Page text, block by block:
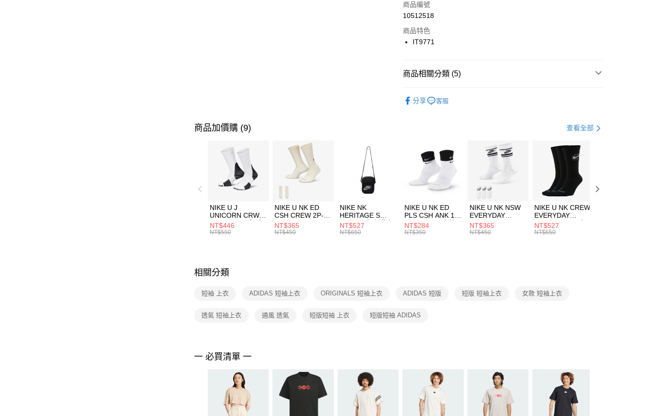
合作金庫商業銀行
華南商業銀行
上海商業儲蓄銀行
國泰世華商業銀行
聯邦商業銀行
台新國際商業銀行
LINE Pay
Apple Pay
【關於「AFTEE先享後付」】
３．安心：先確認商品／服務後，再付款。
【「AFTEE先享後付」結帳流程】
１．於結帳方式選擇「AFTEE先享後付」後，將跳轉至「AFTEE先享後
付」結帳頁面，進行簡訊認證並確認金額後，即可完成結帳。
２．訂單成立數日內，您將收到繳費通知簡訊。
３．收到繳費通知簡訊後14天內，點擊此簡訊中的連結，可透過四大超商
／ATM／網路銀行／等多元方式進行付款，方視為交易完成。
※ 請注意：結帳手續完成當下不需立刻繳費，但若您需要取消訂單，請聯
絡購買商品的店家。未經商家同意取消之訂單仍視為有效，需透過AFTEE
先享後付繳納相關費用。
交易，需依本服務之必要範圍內提供個人資料，並將交易相關給付款項請
２．關於個人資料處理事宜，請瀏覽以下網址：
結果請求用戶進行身份認證。
５．嚴禁一人註冊多個帳號或使用他人資訊註冊。若發現惡意使用之情
形，恩沛科技股份有限公司將有權停止該用戶之使用額度並採取法律行
每筆NT$100，滿NT$1,500(含以上)免運費
每筆NT$100，滿NT$1,500(含以上)免運費
付款後門市自取
每筆NT$100，滿NT$1,500(含以上)免運費
商品編號
10512518
商品特色
IT9771
商品相關分類 (5)
促銷活動 清爽穿搭｜短袖上衣4折起
分享 客服
商品加價購 (9) 查看全部
NIKE U J
UNICORN CRW
1PR -160 男女 中
統襪 FZ3393100
NT$446
NT$550
NIKE U NK ED
CSH CREW 2P-
144 EMBRDY 男
女 短統襪
NT$365
NT$450
NIKE NK
HERITAGE S
SMIT 男女 側背包
BA5871010
NT$527
NT$650
NIKE U NK ED
PLS CSH ANK 1P
144 DBL 男 中統
襪 DH4058104
NT$284
NT$350
NIKE U NK NSW
EVERYDAY
ESSENTIAL CR
男女 短統襪
NT$365
NT$450
NIKE U NK CREW
EVERYDAY
BBALL 3PR 男女
長統襪
NT$527
NT$650
相關分類
短袖 上衣 ADIDAS 短袖上衣 ORIGINALS 短袖上衣 ADIDAS 短版 短版 短袖上衣 女款 短袖上衣
透氣 短袖上衣 通風 透氣 短版短袖 上衣 短版短袖 ADIDAS
一 必買清單 一